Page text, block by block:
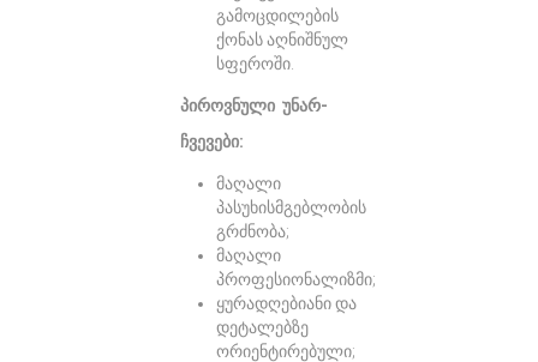
გამოცდილების
ქონას აღნიშნულ
სფეროში.
პიროვნული უნარ-
ჩვევები:
მაღალი
პასუხისმგებლობის
გრძნობა;
მაღალი
პროფესიონალიზმი;
ყურადღებიანი და
დეტალებზე
ორიენტირებული;